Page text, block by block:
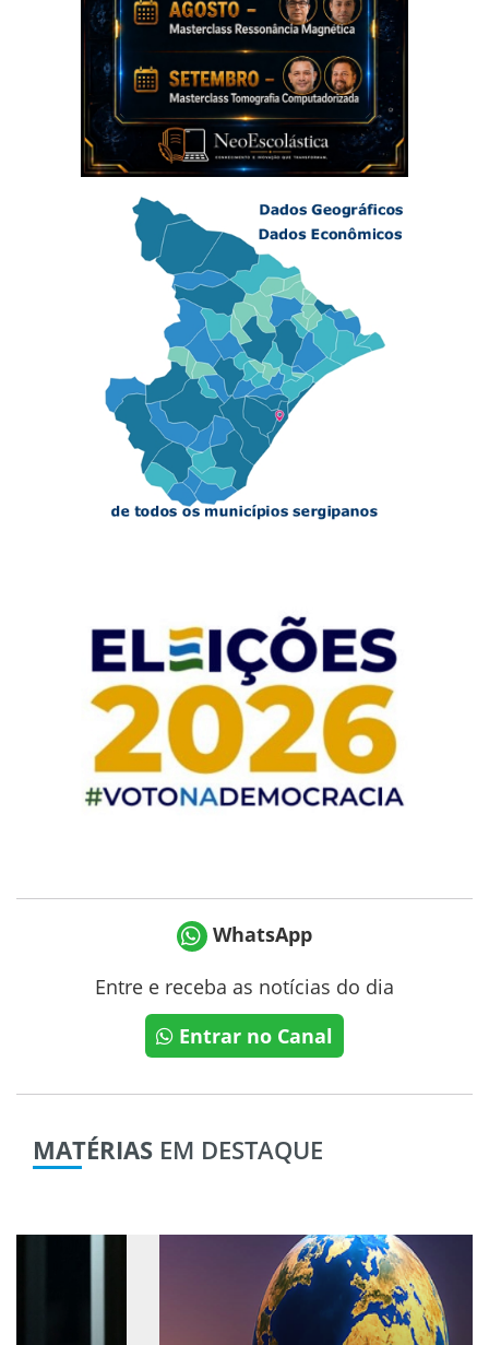
WhatsApp
Entre e receba as notícias do dia
Entrar no Canal
MATÉRIAS EM DESTAQUE